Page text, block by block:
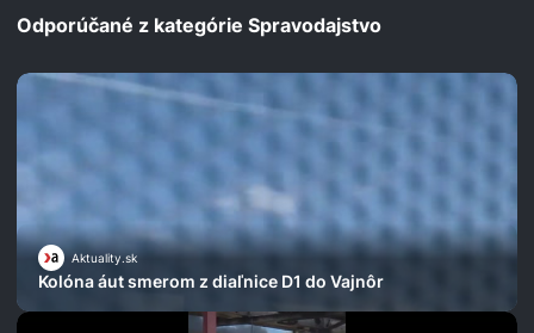
Odporúčané z kategórie Spravodajstvo
Aktuality.sk
Kolóna áut smerom z diaľnice D1 do Vajnôr